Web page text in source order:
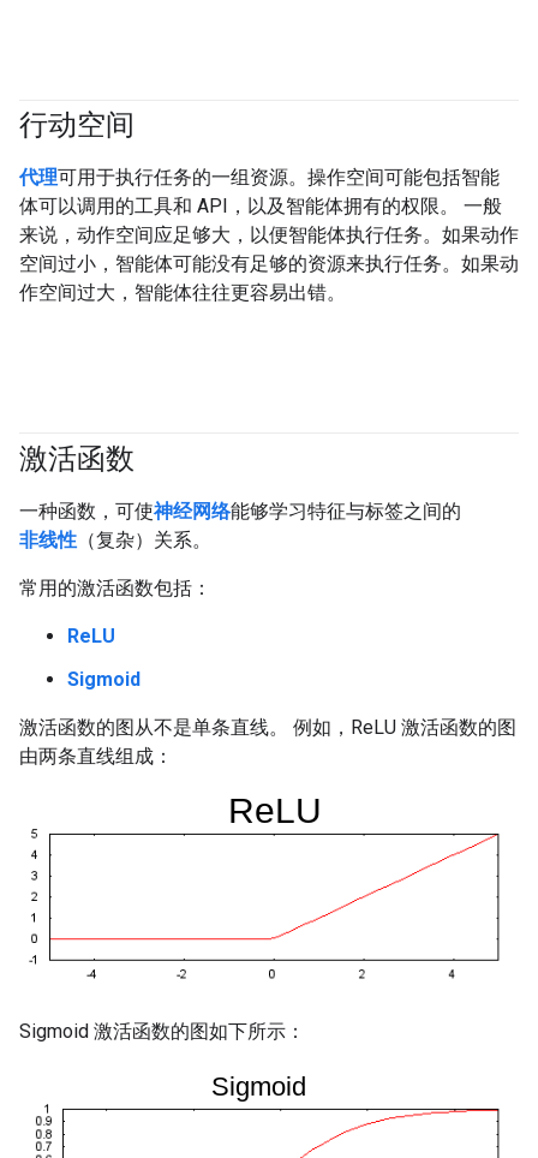
行动空间
代理可用于执行任务的一组资源。操作空间可能包括智能
体可以调用的工具和 API，以及智能体拥有的权限。 一般
来说，动作空间应足够大，以便智能体执行任务。如果动作
空间过小，智能体可能没有足够的资源来执行任务。如果动
作空间过大，智能体往往更容易出错。
激活函数
一种函数，可使神经网络能够学习特征与标签之间的
非线性 （复杂）关系。
常用的激活函数包括：
ReLU
Sigmoid
激活函数的图从不是单条直线。 例如，ReLU 激活函数的图
由两条直线组成：
Sigmoid 激活函数的图如下所示：